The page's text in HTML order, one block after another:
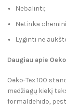
Nebalinti;
Netinka
Lyginti ne
Daugiau apie
Oeko-Tex 100
medžiagų kiekį
formaldehido,